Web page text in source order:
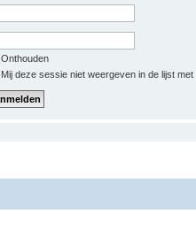
Onthouden
Mij deze sessie niet weergeven in de lijst